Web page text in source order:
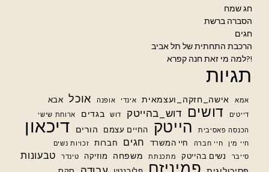
חג שמח
הסברה ברשת
חגים
הרכבת התחתית של תל אביב
למה מי זאת חנה קפרא?!
תגיות
אבא אוכל אופנה אינדי אישה_חזקה_ועצמאית אמא
ארוחת שישי
בגדים דוש דוש_בהייטק דושים דייטים דיכאון הורים החיים עצמם הייטק
הכנסה פאסיבית
זכויות נשים חברות חגים חיי המשרד חיי חברה חיי מין
טבעונות טינדר מוזיקה משפחה מתכנתת נשים בהייטק סייבר